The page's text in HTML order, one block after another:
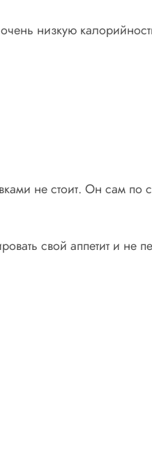
низкую
не стоит. Он сам по
свой аппетит и не